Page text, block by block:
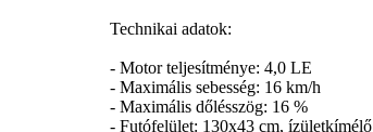
Technikai adatok:
- Motor teljesítménye: 4,0 LE
- Maximális sebesség: 16 km/h
- Maximális dőlésszög: 16 %
- Futófelület: 130x43 cm, ízületkímélő